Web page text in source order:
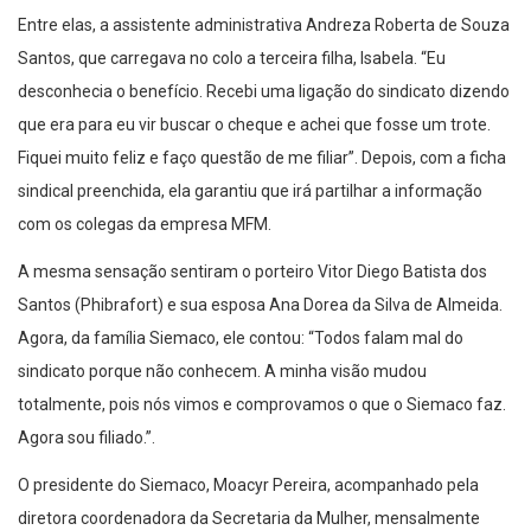
Entre elas, a assistente administrativa Andreza Roberta de Souza
Santos, que carregava no colo a terceira filha, Isabela. “Eu
desconhecia o benefício. Recebi uma ligação do sindicato dizendo
que era para eu vir buscar o cheque e achei que fosse um trote.
Fiquei muito feliz e faço questão de me filiar”. Depois, com a ficha
sindical preenchida, ela garantiu que irá partilhar a informação
com os colegas da empresa MFM.
A mesma sensação sentiram o porteiro Vitor Diego Batista dos
Santos (Phibrafort) e sua esposa Ana Dorea da Silva de Almeida.
Agora, da família Siemaco, ele contou: “Todos falam mal do
sindicato porque não conhecem. A minha visão mudou
totalmente, pois nós vimos e comprovamos o que o Siemaco faz.
Agora sou filiado.”.
O presidente do Siemaco, Moacyr Pereira, acompanhado pela
diretora coordenadora da Secretaria da Mulher, mensalmente